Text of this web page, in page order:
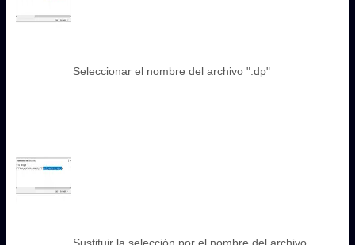
Seleccionar el nombre del archivo ".dp"
Sustituir la selección por el nombre del archivo